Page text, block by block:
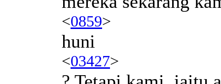
<0859>
huni
<03427>